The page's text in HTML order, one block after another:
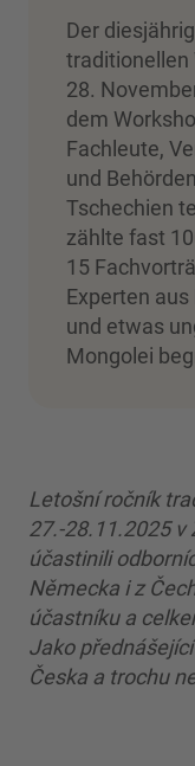
Der
traditionellen
28.
dem
Fachleute,
und
Tschechien
zählte fast
15
Experten
und etwas
Mongolei
Letošní ročník
27.-28.11.2025
účastinili
Německa i z
účastníku a
Jako
Česka a trochu